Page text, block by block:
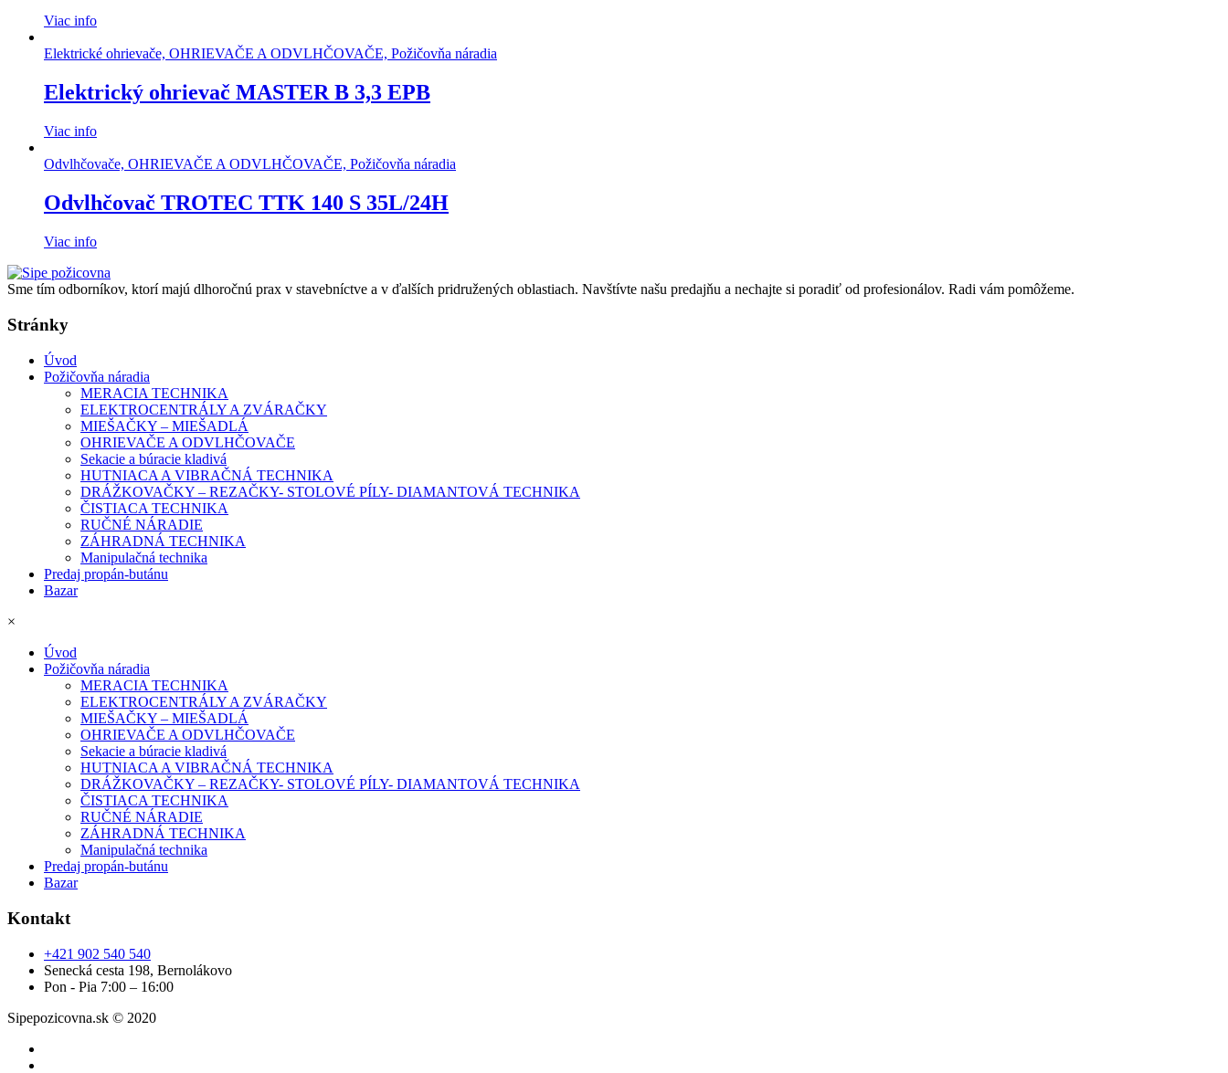
Viac info
Elektrické ohrievače, OHRIEVAČE A ODVLHČOVAČE, Požičovňa náradia
Elektrický ohrievač MASTER B 3,3 EPB
Viac info
Odvlhčovače, OHRIEVAČE A ODVLHČOVAČE, Požičovňa náradia
Odvlhčovač TROTEC TTK 140 S 35L/24H
Viac info
Sme tím odborníkov, ktorí majú dlhoročnú prax v stavebníctve a v ďalších pridružených oblastiach. Navštívte našu predajňu a nechajte si poradiť od profesionálov. Radi vám pomôžeme.
Stránky
Úvod
Požičovňa náradia
MERACIA TECHNIKA
ELEKTROCENTRÁLY A ZVÁRAČKY
MIEŠAČKY – MIEŠADLÁ
OHRIEVAČE A ODVLHČOVAČE
Sekacie a búracie kladivá
HUTNIACA A VIBRAČNÁ TECHNIKA
DRÁŽKOVAČKY – REZAČKY- STOLOVÉ PÍLY- DIAMANTOVÁ TECHNIKA
ČISTIACA TECHNIKA
RUČNÉ NÁRADIE
ZÁHRADNÁ TECHNIKA
Manipulačná technika
Predaj propán-butánu
Bazar
×
Úvod
Požičovňa náradia
MERACIA TECHNIKA
ELEKTROCENTRÁLY A ZVÁRAČKY
MIEŠAČKY – MIEŠADLÁ
OHRIEVAČE A ODVLHČOVAČE
Sekacie a búracie kladivá
HUTNIACA A VIBRAČNÁ TECHNIKA
DRÁŽKOVAČKY – REZAČKY- STOLOVÉ PÍLY- DIAMANTOVÁ TECHNIKA
ČISTIACA TECHNIKA
RUČNÉ NÁRADIE
ZÁHRADNÁ TECHNIKA
Manipulačná technika
Predaj propán-butánu
Bazar
Kontakt
+421 902 540 540
Senecká cesta 198, Bernolákovo
Pon - Pia 7:00 – 16:00
Sipepozicovna.sk © 2020